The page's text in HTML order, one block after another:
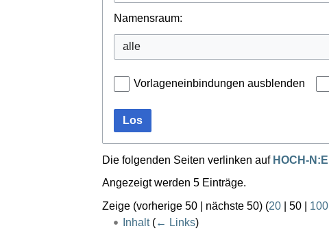
Namensraum:
Vorlageneinbindungen ausblenden
Los
Die folgenden Seiten verlinken auf HOCH-
Angezeigt werden 5 Einträge.
Zeige (vorherige 50 nächste 50) (20 50 100
Inhalt (← Links)